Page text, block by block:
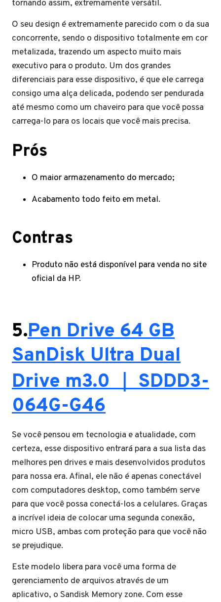
tornando assim, extremamente versátil.
O seu design é extremamente parecido com o da sua
concorrente, sendo o dispositivo totalmente em cor
metalizada, trazendo um aspecto muito mais
executivo para o produto. Um dos grandes
diferenciais para esse dispositivo, é que ele carrega
consigo uma alça delicada, podendo ser pendurada
até mesmo como um chaveiro para que você possa
carrega-lo para os locais que você mais precisa.
Prós
O maior armazenamento do mercado;
Acabamento todo feito em metal.
Contras
Produto não está disponível para venda no site
oficial da HP.
5.Pen Drive 64 GB
SanDisk Ultra Dual
Drive m3.0 ｜ SDDD3-
064G-G46
Se você pensou em tecnologia e atualidade, com
certeza, esse dispositivo entrará para a sua lista das
melhores pen drives e mais desenvolvidos produtos
para nossa era. Afinal, ele não é apenas conectável
com computadores desktop, como também serve
para que você possa conectá-los a celulares. Graças
a incrível ideia de colocar uma segunda conexão,
micro USB, ambas com proteção para que você não
se prejudique.
Este modelo libera para você uma forma de
gerenciamento de arquivos através de um
aplicativo, o Sandisk Memory zone. Com esse